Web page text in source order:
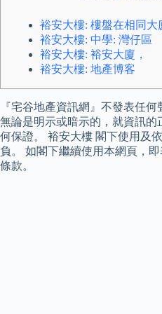
裕安大樓: 樓盤在相同大
裕安大樓: 中學: 灣仔區
裕安大樓: 裕安大廈，
裕安大樓: 地產博客
『宅谷地產資訊網』不發表任何
無論是明示或暗示的，就資訊的
何保證。 裕安大樓 閣下使用及
負。 如閣下繼續使用本網頁，
條款。